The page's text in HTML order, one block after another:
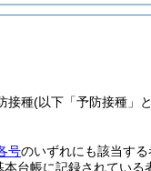
接種(以下「予防接種」
号のいずれにも該当する
本台帳に記録されている